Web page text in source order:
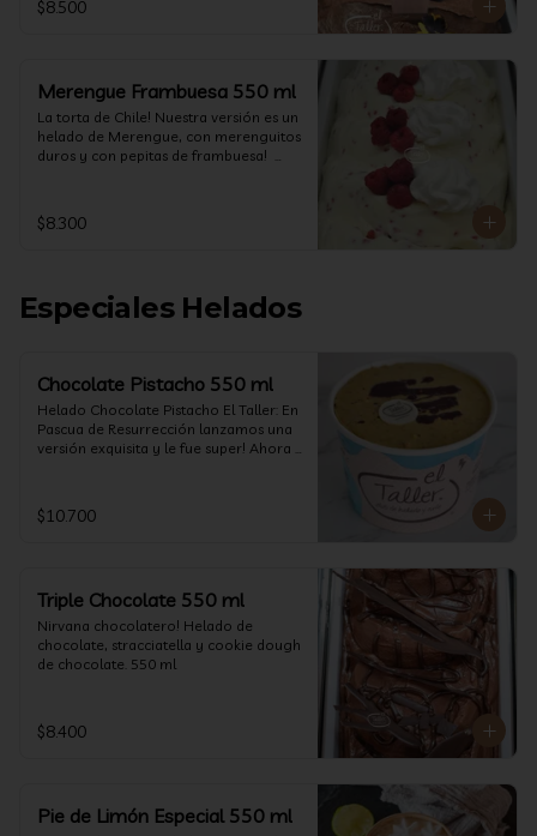
$8.500
Merengue Frambuesa 550 ml
La torta de Chile! Nuestra versión es un
helado de Merengue, con merenguitos
duros y con pepitas de frambuesa!
$8.300
Especiales Helados
Chocolate Pistacho 550 ml
Helado Chocolate Pistacho El Taller: En
Pascua de Resurrección lanzamos una
versión exquisita y le fue super! Ahora
calidad, al centro una bomba de
chocolate blanco relleno de crema de
$10.700
Triple Chocolate 550 ml
Nirvana chocolatero! Helado de
chocolate, stracciatella y cookie dough
de chocolate. 550 ml
$8.400
Pie de Limón Especial 550 ml